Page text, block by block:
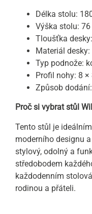
Délka stolu:
Výška stolu: 76
Tloušťka
Materiál
Typ podnože:
Profil nohy: 8 ×
Způsob
Proč si vybrat stůl
Tento stůl je
moderního designu
stylový, odolný a
středobodem
každodenním
rodinou a přáteli.